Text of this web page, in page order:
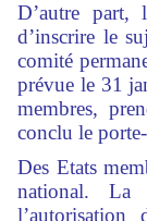
D’autre part,
d’inscrire le
comité
prévue le 31
membres,
conclu le
Des Etats
national.